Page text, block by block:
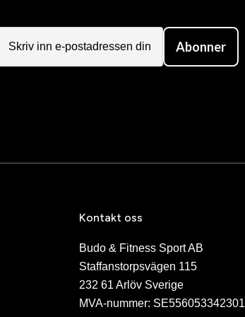
Abonner
Kontakt oss
Budo & Fitness Sport AB
Staffanstorpsvägen 115
232 61 Arlöv Sverige
MVA-nummer: SE556053342301